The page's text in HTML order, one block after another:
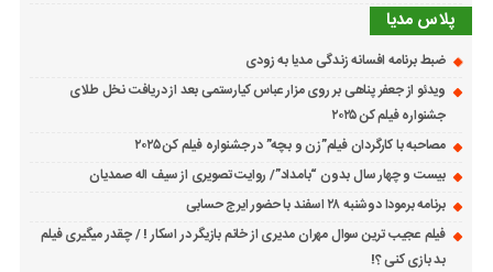
پلاس مدیا
ضبط برنامه افسانه زندگی مدیا به زودی
ویدئو از جعفر پناهی بر روی مزار عباس کیارستمی بعد از دریافت نخل طلای
جشنواره فیلم کن ۲۰۲۵
مصاحبه با کارگردان فیلم”زن و بچه” در جشنواره فیلم کن ۲۰۲۵
بیست و چهار سال بدون “بامداد”/ روایت تصویری از سیف اله صمدیان
برنامه برمودا دوشنبه ۲۸ اسفند با حضور ایرج حسابی
فیلم عجیب ترین سوال مهران مدیری از خانم بازیگر در اسکار ! / چقدر میگیری فیلم
بد بازی کنی ؟!